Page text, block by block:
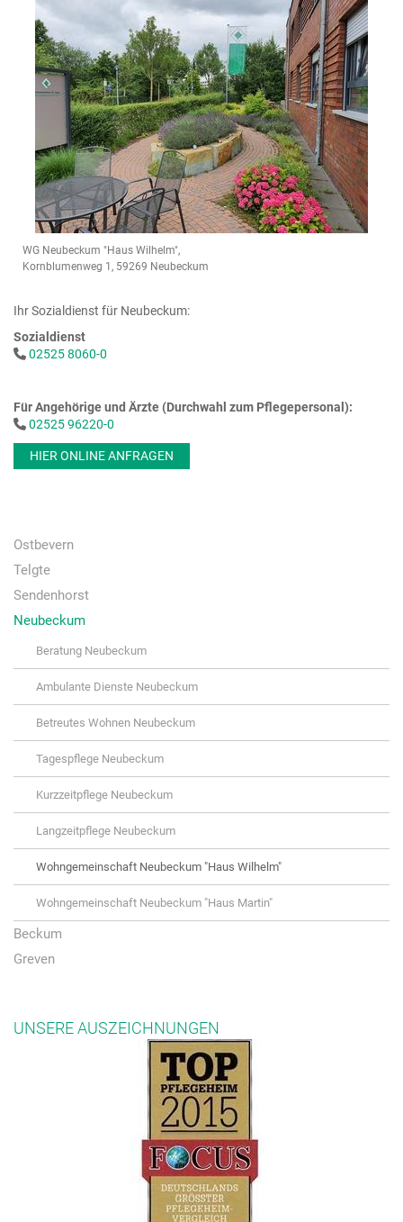
WG Neubeckum "Haus Wilhelm",
Kornblumenweg 1, 59269 Neubeckum
Ihr Sozialdienst für Neubeckum:
Sozialdienst
02525 8060-0
Für Angehörige und Ärzte (Durchwahl zum Pflegepersonal):
02525 96220-0
HIER ONLINE ANFRAGEN
Ostbevern
Telgte
Sendenhorst
Neubeckum
Beratung Neubeckum
Ambulante Dienste Neubeckum
Betreutes Wohnen Neubeckum
Tagespflege Neubeckum
Kurzzeitpflege Neubeckum
Langzeitpflege Neubeckum
Wohngemeinschaft Neubeckum "Haus Wilhelm"
Wohngemeinschaft Neubeckum "Haus Martin"
Beckum
Greven
UNSERE AUSZEICHNUNGEN